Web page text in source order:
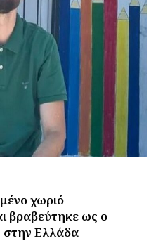
χωριό
βραβεύτηκε ως ο
στην Ελλάδα